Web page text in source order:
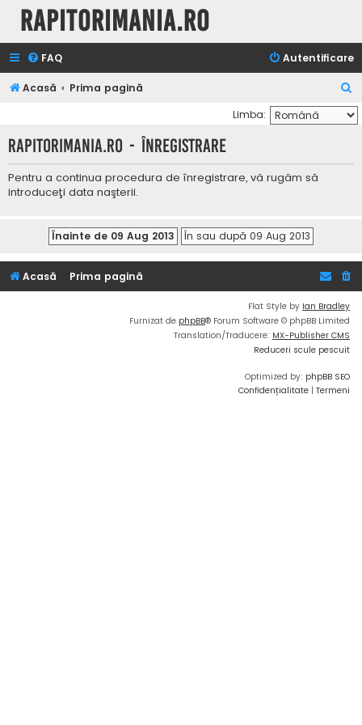
Rapitorimania.ro
FAQ Autentificare
Acasă Prima pagină
ă
u
Limba:
Rapitorimania.ro - Înregistrare
Pentru a continua procedura de înregistrare, vă rugăm să
introduceţi data naşterii.
Acasă Prima pagină
Flat Style by Ian Bradley
Furnizat de phpBB® Forum Software © phpBB Limited
Translation/Traducere: MX-Publisher CMS
Reduceri scule pescuit
Optimized by: phpBB SEO
Confidențialitate | Termeni